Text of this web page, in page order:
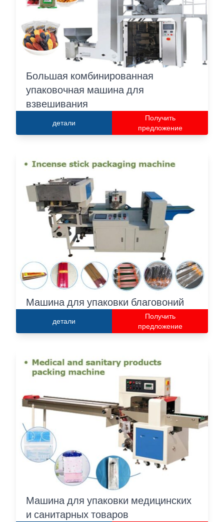
Большая комбинированная
упаковочная машина для
взвешивания
детали
Получить
предложение
Машина для упаковки благовоний
детали
Получить
предложение
Машина для упаковки медицинских
и санитарных товаров